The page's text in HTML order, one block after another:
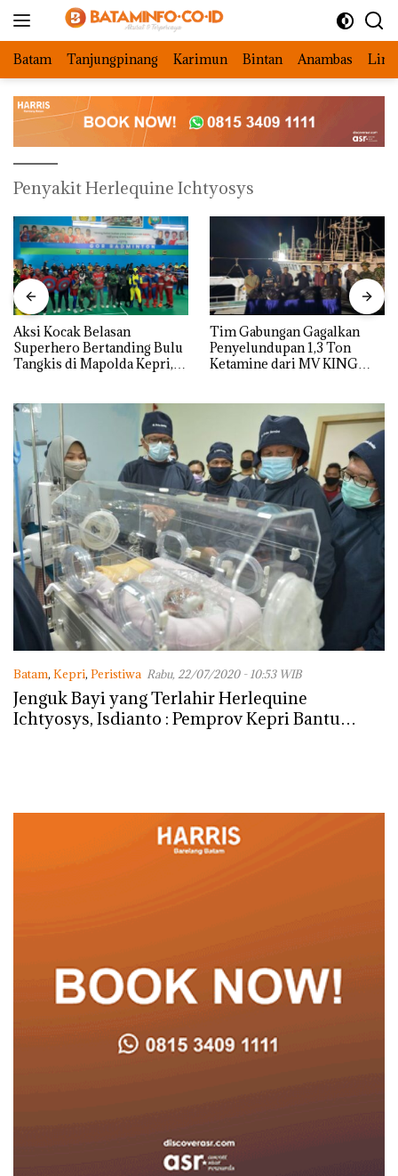
Batam Tanjungpinang Karimun Bintan Anambas
Penyakit Herlequine Ichtyosys
Aksi Kocak Belasan
Superhero Bertanding Bulu
Tangkis di Mapolda Kepri,
Tim Gabungan Gagalkan
Penyelundupan 1,3 Ton
Ketamine dari MV KING
Batam, Kepri, Peristiwa Rabu, 22/07/2020 - 10:53 WIB
Jenguk Bayi yang Terlahir Herlequine
Ichtyosys, Isdianto : Pemprov Kepri Bantu